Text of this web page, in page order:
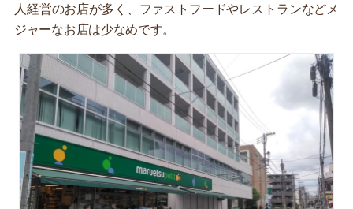
人経営のお店が多く、ファストフードやレストランなどメ
ジャーなお店は少なめです。